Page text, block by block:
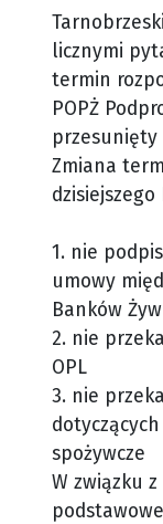
licznymi
termin
POPŻ
przesunięty
Zmiana
dzisiejszego
1. nie
umowy
Banków
2. nie
OPL
3. nie
spożywcze
W związku